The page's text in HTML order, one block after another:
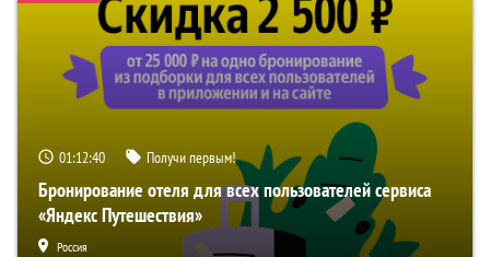
01:12:39 Получи первым!
Бронирование отеля для всех пользователей сервиса
«Яндекс Путешествия»
Россия